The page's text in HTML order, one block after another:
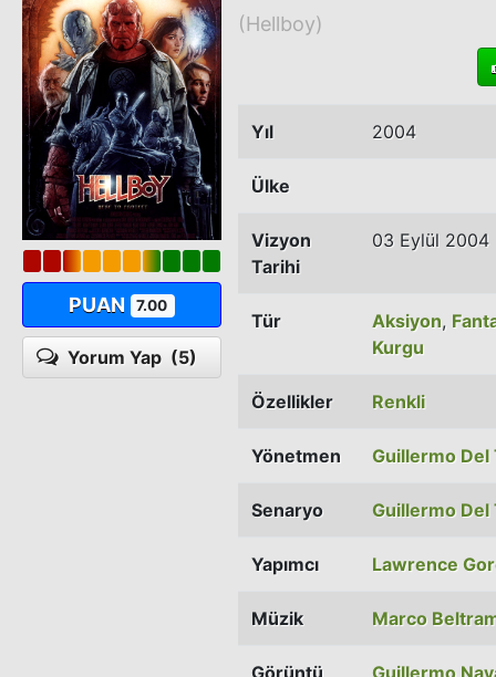
PUAN 7.00
Yorum Yap (5)
(Hellboy)
Yıl 2004
Ülke
Vizyon
Tarihi
03 Eylül 2004
Tür Aksiyon,
Kurgu
Özellikler Renkli
Yönetmen Guillermo Del
Senaryo Guillermo Del
Yapımcı Lawrence
Müzik Marco
Görüntü
Guillermo